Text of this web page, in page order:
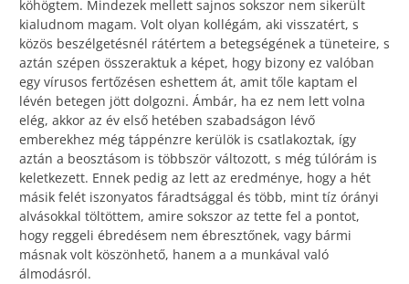
köhögtem. Mindezek mellett sajnos sokszor nem sikerült
kialudnom magam. Volt olyan kollégám, aki visszatért, s
közös beszélgetésnél rátértem a betegségének a tüneteire, s
aztán szépen összeraktuk a képet, hogy bizony ez valóban
egy vírusos fertőzésen eshettem át, amit tőle kaptam el
lévén betegen jött dolgozni. Ámbár, ha ez nem lett volna
elég, akkor az év első hetében szabadságon lévő
emberekhez még táppénzre kerülök is csatlakoztak, így
aztán a beosztásom is többször változott, s még túlórám is
keletkezett. Ennek pedig az lett az eredménye, hogy a hét
másik felét iszonyatos fáradtsággal és több, mint tíz órányi
alvásokkal töltöttem, amire sokszor az tette fel a pontot,
hogy reggeli ébredésem nem ébresztőnek, vagy bármi
másnak volt köszönhető, hanem a a munkával való
álmodásról.